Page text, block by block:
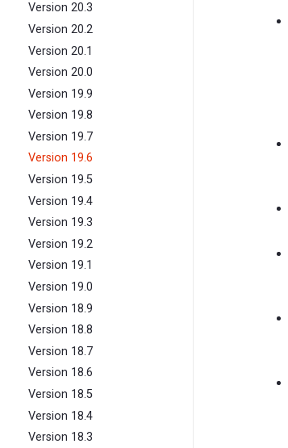
Version 20.3
Version 20.2
Version 20.1
Version 20.0
Version 19.9
Version 19.8
Version 19.7
Version 19.6
Version 19.5
Version 19.4
Version 19.3
Version 19.2
Version 19.1
Version 19.0
Version 18.9
Version 18.8
Version 18.7
Version 18.6
Version 18.5
Version 18.4
Version 18.3